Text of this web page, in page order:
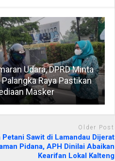
Udara, DPRD Minta
Raya Pastikan
Masker
Older Post
Petani Sawit di Lamandau Dijerat
Pidana, APH Dinilai Abaikan
Kearifan Lokal Kalteng